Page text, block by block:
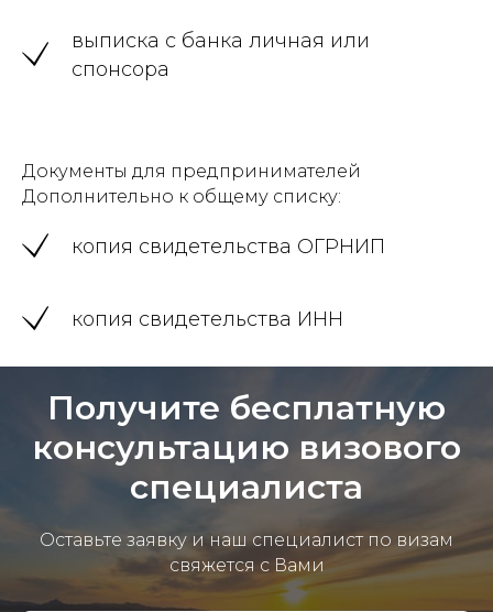
выписка с банка личная или
спонсора
Документы для предпринимателей
Дополнительно к общему списку:
копия свидетельства ОГРНИП
копия свидетельства ИНН
Получите бесплатную
консультацию визового
специалиста
Оставьте заявку и наш специалист по визам
свяжется с Вами